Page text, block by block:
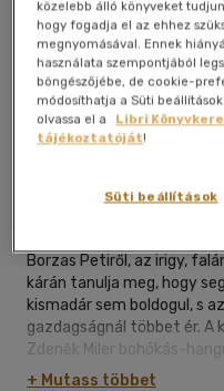
Kívánságlistához adom
(3
cérnafűzött,
Borzas Petiről, az irigy,
kárán tanulja meg, hogy
kismadár sem boldogul, s
gazdagságnál többet ér.
Zdeněk Miler bohókás-
+ Mutass többet
közelebb álló könyveket
hogy fogadja el az ehhez
megnyomásával. Ennek
használata szempontjából
böngészőjébe, de cookie-
módosíthatja a Süti
olvassa el a
Libri
tájékoztatóját!
Süti beállítások